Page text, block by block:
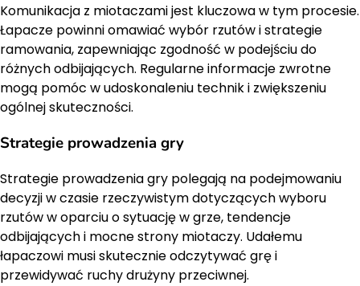
Komunikacja z miotaczami jest kluczowa w tym procesie.
Łapacze powinni omawiać wybór rzutów i strategie
ramowania, zapewniając zgodność w podejściu do
różnych odbijających. Regularne informacje zwrotne
mogą pomóc w udoskonaleniu technik i zwiększeniu
ogólnej skuteczności.
Strategie prowadzenia gry
Strategie prowadzenia gry polegają na podejmowaniu
decyzji w czasie rzeczywistym dotyczących wyboru
rzutów w oparciu o sytuację w grze, tendencje
odbijających i mocne strony miotaczy. Udałemu
łapaczowi musi skutecznie odczytywać grę i
przewidywać ruchy drużyny przeciwnej.